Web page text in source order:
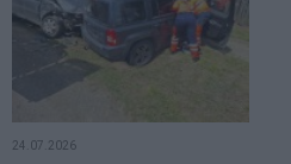
24.07.2026